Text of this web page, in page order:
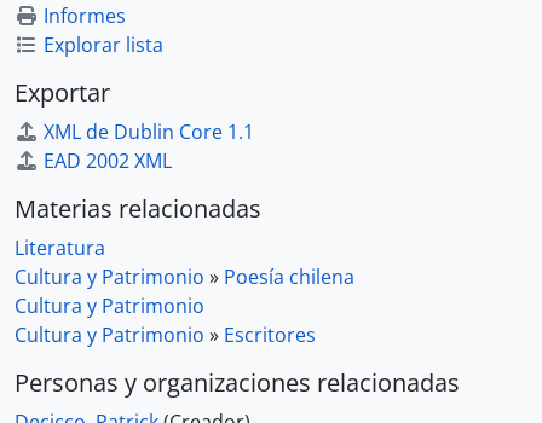
Informes
Explorar lista
Exportar
XML de Dublin Core 1.1
EAD 2002 XML
Materias relacionadas
Literatura
Cultura y Patrimonio » Poesía chilena
Cultura y Patrimonio
Cultura y Patrimonio » Escritores
Personas y organizaciones relacionadas